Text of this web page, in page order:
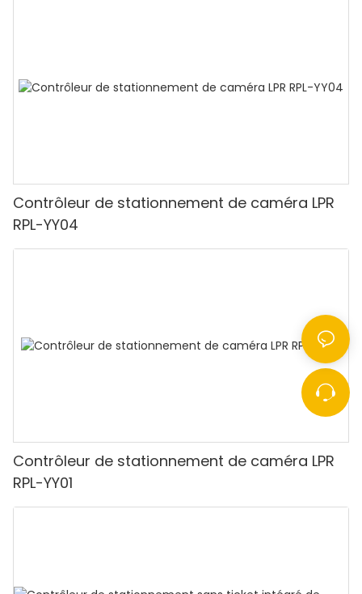
Contrôleur de stationnement de caméra LPR
RPL-YY04
Contrôleur de stationnement de caméra LPR
RPL-YY01